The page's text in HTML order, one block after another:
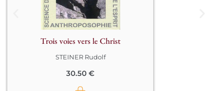
Trois voies vers le Christ
STEINER Rudolf
30.50 €